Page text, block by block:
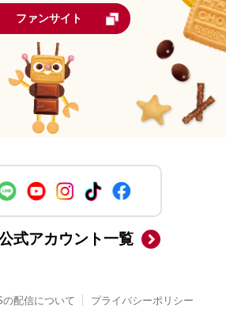
ファンサイト
式アカウント一覧
の配信について プライバシーポリシー